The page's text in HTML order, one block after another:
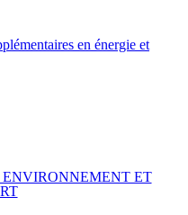
en énergie et
ENVIRONNEMENT ET